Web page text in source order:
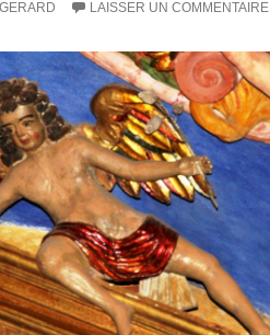
LAISSER UN COMMENTAIRE